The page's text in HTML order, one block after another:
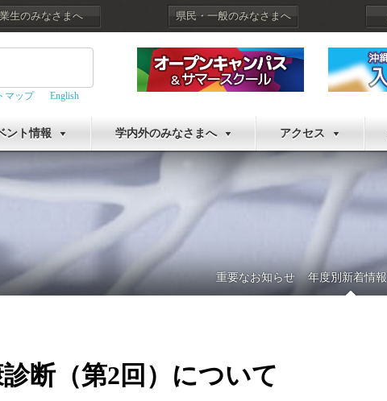
生のみなさまへ 県民・一般のみなさまへ
マップ English
ント情報 学内外のみなさまへ アクセス
重要なお知らせ 年度別新着情報
断（第2回）について